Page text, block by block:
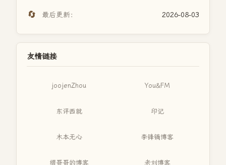
🔄 最后更新： 2026-08-03
友情链接
joojenZhou You&FM
东评西就 印记
木本无心 李锋镝博客
缙哥哥的博客 老刘博客